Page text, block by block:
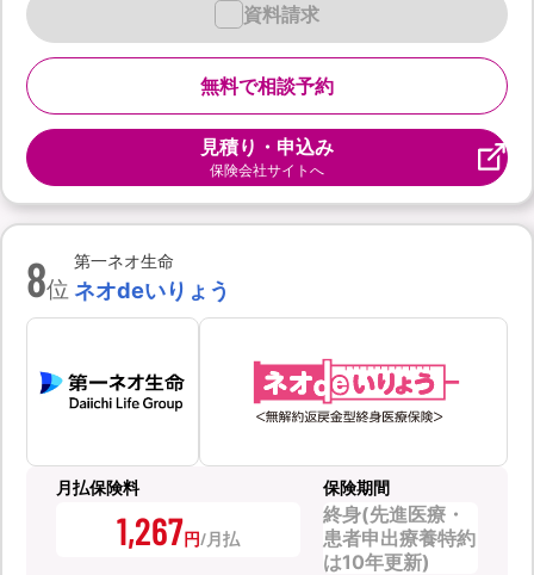
無料で相談予約
資料請求
見積り・申込み
保険会社サイトへ
8位
第一ネオ生命
ネオdeいりょう
月払保険料
1,267円
保険期間
終身(先進医療・
患者申出療養特約
は10年更新)